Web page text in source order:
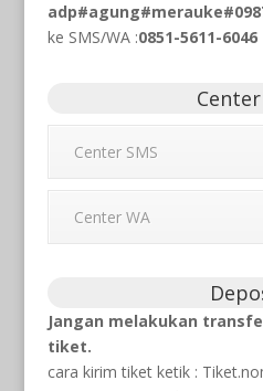
ke SMS/WA :0851-5611-6046
Center SMS
Center WA
Jangan melakukan
tiket.
cara kirim tiket ketik :